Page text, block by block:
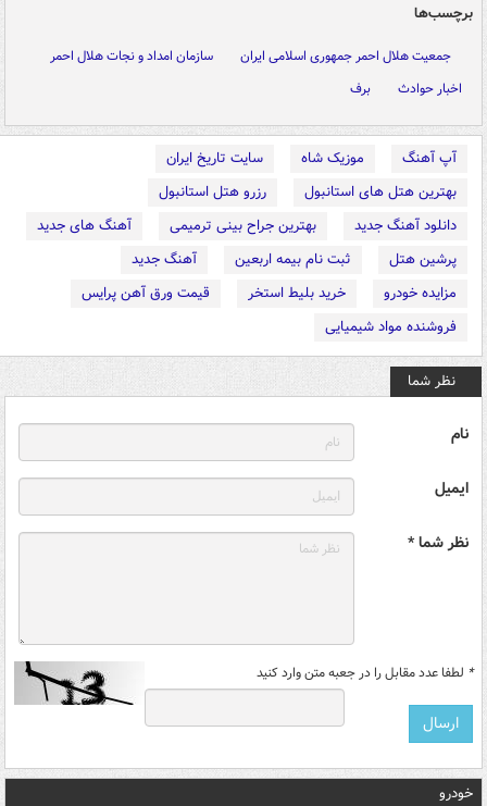
برچسب‌ها
جمعیت هلال احمر جمهوری اسلامی ایران
سازمان امداد و نجات هلال احمر
اخبار حوادث
برف
آپ آهنگ موزیک شاه
سایت تاریخ ایران
بهترین هتل های استانبول
رزرو هتل استانبول
دانلود آهنگ جدید
بهترین جراح بینی ترمیمی
آهنگ های جدید
پرشین هتل
ثبت نام بیمه اربعین
آهنگ جدید
مزایده خودرو
خرید بلیط استخر
قیمت ورق آهن پرایس
فروشنده مواد شیمیایی
نظر شما
نام
ایمیل
نظر شما *
* لطفا عدد مقابل را در جعبه متن وارد کنید
خودرو